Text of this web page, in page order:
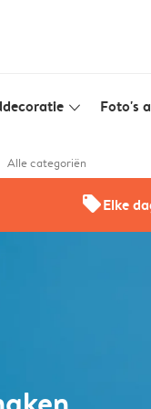
slim_arrow_down Foto's
Alle categoriën
offersElke